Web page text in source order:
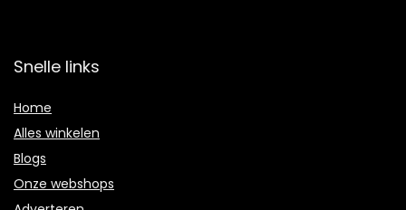
Snelle links
Home
Alles winkelen
Blogs
Onze webshops